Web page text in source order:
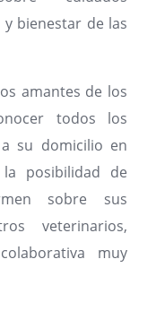
bienestar de las
amantes de los
todos los
su domicilio en
posibilidad de
sobre sus
veterinarios,
muy